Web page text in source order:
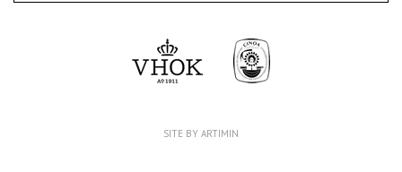
SITE BY ARTIMIN